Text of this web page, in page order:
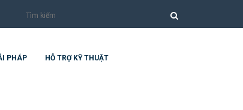
PHÁP HỖ TRỢ KỸ THUẬT